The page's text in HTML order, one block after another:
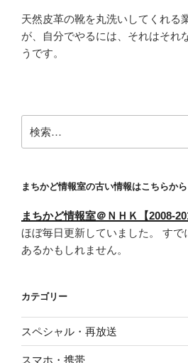
天然皮革の靴を丸洗いしてくれる
が、自分でやるには、それはそれ
うです。
索:
まちかど情報室の古い情報はこちらから
まちかど情報室＠ＮＨＫ【2008-
ほぼ毎日更新していました。 すで
あるかもしれません。
カテゴリー
スペシャル・再放送
スマホ・携帯